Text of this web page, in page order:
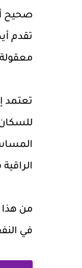
صحيح
تقدم
تعتمد
للسكان
من هذا
في